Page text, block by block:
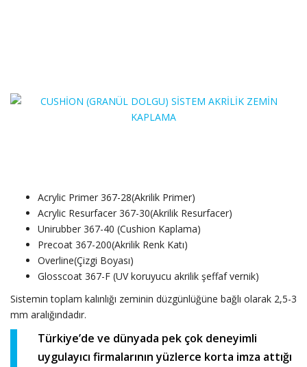
Acrylic Primer 367-28(Akrilik Primer)
Acrylic Resurfacer 367-30(Akrilik Resurfacer)
Unirubber 367-40 (Cushion Kaplama)
Precoat 367-200(Akrilik Renk Katı)
Overline(Çizgi Boyası)
Glosscoat 367-F (UV koruyucu akrilik şeffaf vernik)
Sistemin toplam kalınlığı zeminin düzgünlüğüne bağlı olarak 2,5-3
mm aralığındadır.
Türkiye’de ve dünyada pek çok deneyimli
uygulayıcı firmalarının yüzlerce korta imza attığı